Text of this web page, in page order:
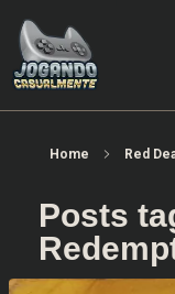
Home Red
Posts